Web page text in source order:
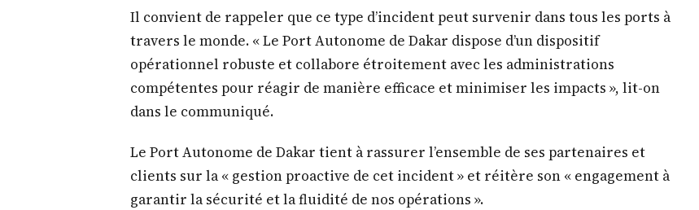
Il convient de rappeler que ce type d’incident peut survenir dans tous les ports à
travers le monde. « Le Port Autonome de Dakar dispose d’un dispositif
opérationnel robuste et collabore étroitement avec les administrations
compétentes pour réagir de manière efficace et minimiser les impacts », lit-on
dans le communiqué.
Le Port Autonome de Dakar tient à rassurer l’ensemble de ses partenaires et
clients sur la « gestion proactive de cet incident » et réitère son « engagement à
garantir la sécurité et la fluidité de nos opérations ».